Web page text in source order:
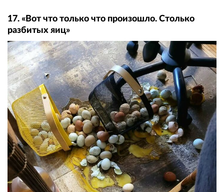
17. «Вот что только что произошло. Столько
разбитых яиц»